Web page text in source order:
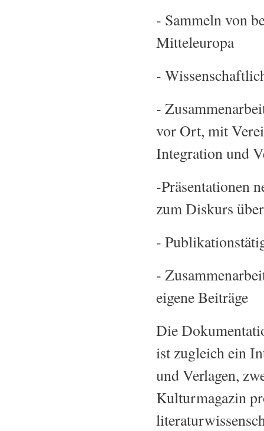
- Sammeln von
Mitteleuropa
-
-
vor Ort, mit
Integration und
-Präsentationen
zum Diskurs
-
-
eigene Beiträge
Die
ist zugleich ein
und Verlagen,
Kulturmagazin